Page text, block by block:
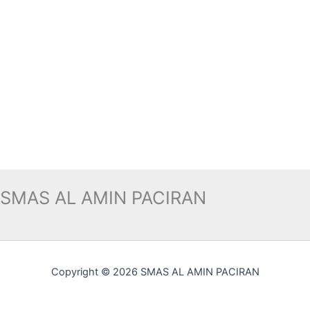
SMAS AL AMIN PACIRAN
Copyright © 2026 SMAS AL AMIN PACIRAN